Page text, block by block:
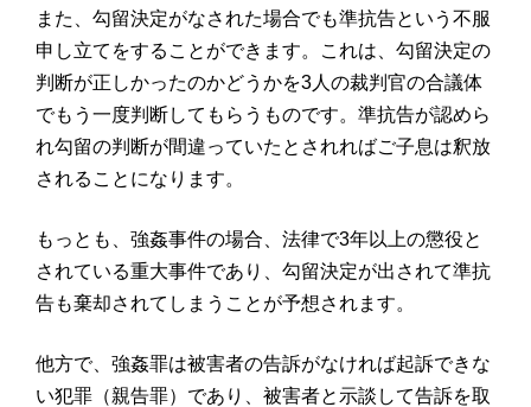
また、勾留決定がなされた場合でも準抗告という不服
申し立てをすることができます。これは、勾留決定の
判断が正しかったのかどうかを3人の裁判官の合議体
でもう一度判断してもらうものです。準抗告が認めら
れ勾留の判断が間違っていたとされればご子息は釈放
されることになります。
もっとも、強姦事件の場合、法律で3年以上の懲役と
されている重大事件であり、勾留決定が出されて準抗
告も棄却されてしまうことが予想されます。
他方で、強姦罪は被害者の告訴がなければ起訴できな
い犯罪（親告罪）であり、被害者と示談して告訴を取